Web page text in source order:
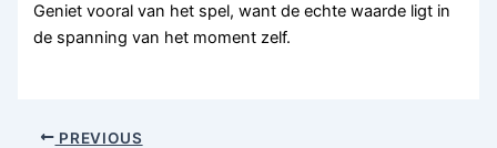
Geniet vooral van het spel, want de echte waarde ligt in
de spanning van het moment zelf.
PREVIOUS